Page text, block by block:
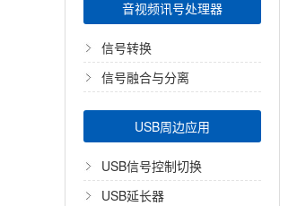
音视频讯号处理器
信号转换
信号融合与分离
USB周边应用
USB信号控制切换
USB延长器